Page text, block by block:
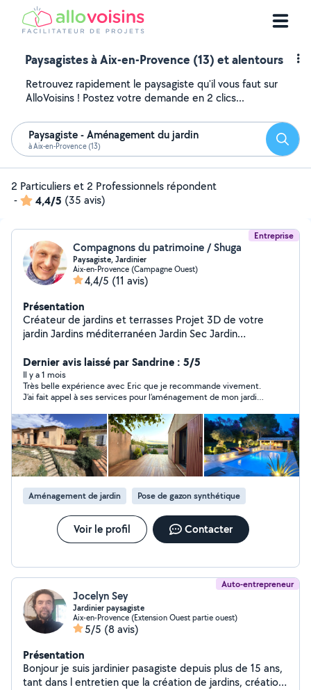
Paysagistes à Aix-en-Provence (13) et alentours
Retrouvez rapidement le paysagiste qu'il vous faut sur
AlloVoisins ! Postez votre demande en 2 clics...
Paysagiste - Aménagement du jardin
à Aix-en-Provence (13)
2 Particuliers et 2 Professionnels répondent
-
4,4/5 (35 avis)
Entreprise
Compagnons du patrimoine / Shuga
Paysagiste, Jardinier
Aix-en-Provence (Campagne Ouest)
4,4/5 (11 avis)
Présentation
Créateur de jardins et terrasses Projet 3D de votre
jardin Jardins méditerranéen Jardin Sec Jardin
Terrasse : bois / dalle sur plot / Grès Seram Gazon : en
plaque / Semi / Synthétique Arrosage : Asperseur /
Goutte à goutte / Capillaire Maçonnerie paysagère :
Pavage, allée, Bordure, Muret, Poolhouse Terrain de
pétanque Menuiserie : Clôture, Portail, Terrasse
Eclairage : Spot, réseau électrique Coordination et
conception : permis de construire, coordination quand
interaction avec promoteur, entreprise générale,
constructeur de maison, etc
Dernier avis laissé par Sandrine : 5/5
Il y a 1 mois
Très belle expérience avec Eric que je recommande vivement.
J’ai fait appel à ses services pour l’aménagement de mon jardin :
arrosage … Le résultat correspond pleinement à mes attentes.
Sérieux, à l’écoute, disponible, de très bons conseils et
efficace. Suivi impeccable du chantier. Il a également fait appel
à des artisans très compétents, pour intervenir notamment sur
la charpente et l’électricité. Eric est un excellent professionnel
et une belle personne humainement.
Aménagement de jardin
Pose de gazon synthétique
Voir le profil Contacter
Auto-entrepreneur
Jocelyn Sey
Jardinier paysagiste
Aix-en-Provence (Extension Ouest partie ouest)
5/5 (8 avis)
Présentation
Bonjour je suis jardinier pasagiste depuis plus de 15 ans,
tant dans l entretien que la création de jardins, création